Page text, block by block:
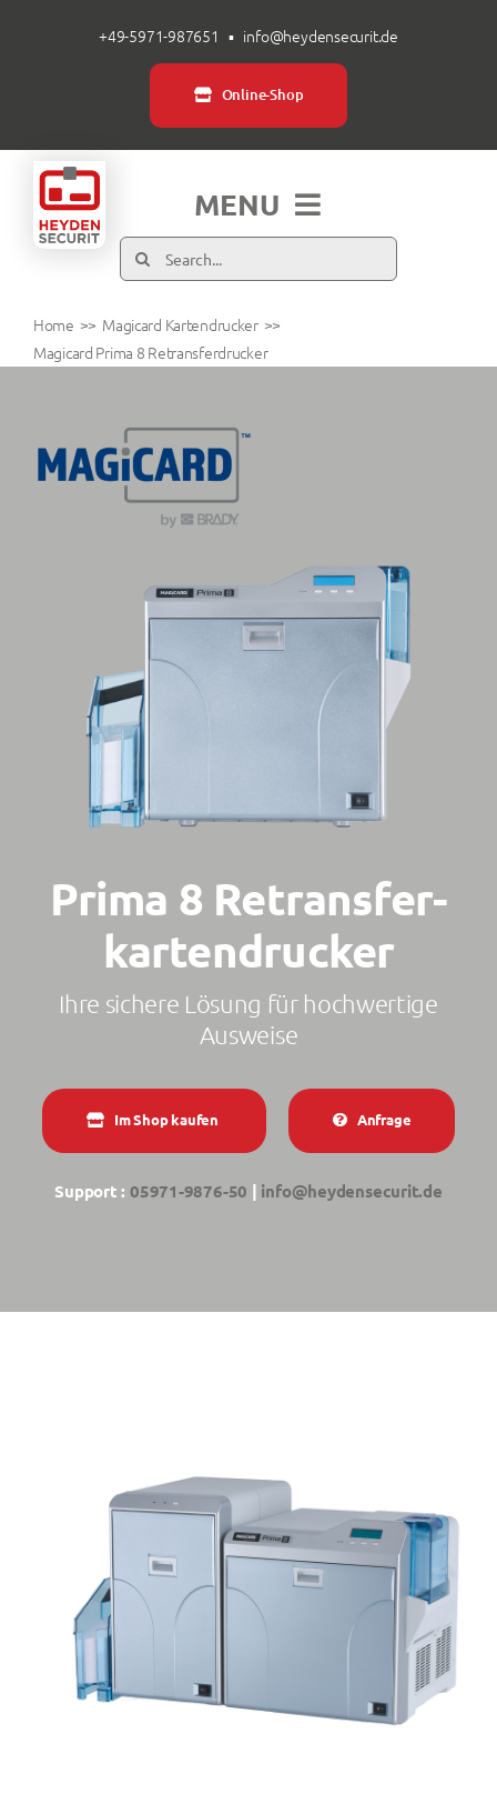
+49-5971-987651 ▪ info@heydensecurit.de
Online-Shop
MENU
Branchen
Suche
Home
Magicard Kartendrucker
Magicard Prima 8 Retransferdrucker
Prima 8 Retransfer-
kartendrucker
Ihre sichere Lösung für hochwertige
Ausweise
Im Shop kaufen Anfrage
Support :05971-9876-50 | info@heydensecurit.de